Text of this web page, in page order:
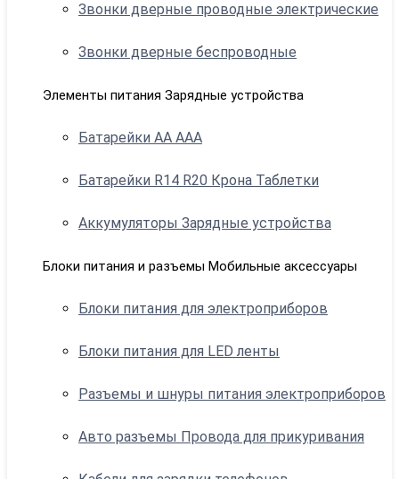
Звонки дверные проводные электрические
Звонки дверные беспроводные
Элементы питания Зарядные устройства
Батарейки АА ААА
Батарейки R14 R20 Крона Таблетки
Аккумуляторы Зарядные устройства
Блоки питания и разъемы Мобильные аксессуары
Блоки питания для электроприборов
Блоки питания для LED ленты
Разъемы и шнуры питания электроприборов
Авто разъемы Провода для прикуривания